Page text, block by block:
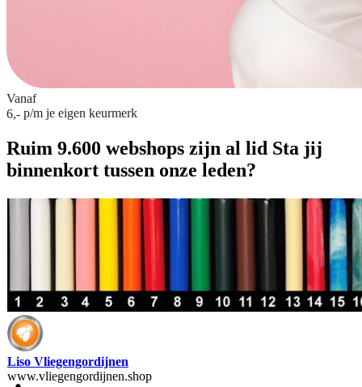
Vanaf
6,- p/m je eigen keurmerk
Ruim 9.600 webshops zijn al lid Sta jij
binnenkort tussen onze leden?
Liso Vliegengordijnen
www.vliegengordijnen.shop